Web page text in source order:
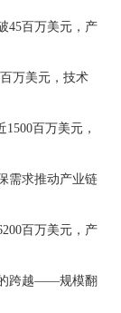
45百万美元，产
万美元，技术
百万美元，
需求推动产业链
百万美元，产
的跨越——规模翻